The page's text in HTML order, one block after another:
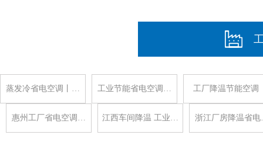
蒸发冷省电空调丨… 工业节能省电空调… 工厂降温节能空调
惠州工厂省电空调… 江西车间降温 工业… 浙江厂房降温省